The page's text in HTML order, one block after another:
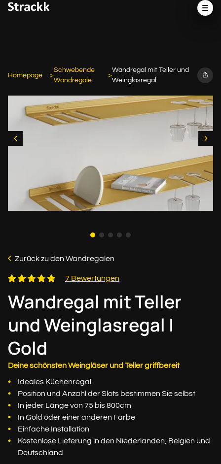
Homepage
Schwebende
Wandregale
Wandregal mit Teller und
Weinglasregal
Zurück zu den Wandregalen
7 Bewertungen
Wandregal mit Teller
und Weinglasregal |
Gold
Deine schönsten Weingläser und Teller griffbereit
Ideales Küchenregal
Position und Anzahl der Slots bestimmen Sie selbst
In jeder Länge von 75 bis 800cm
In Gold oder einer anderen Farbe
Einfache Installation
Kostenlose Lieferung in den Niederlanden, Belgien und
Deutschland